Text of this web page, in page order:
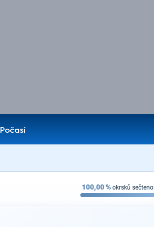
Počasí
100,00% okrsků sečteno